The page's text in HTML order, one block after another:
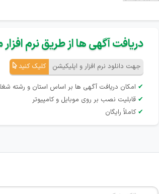
دریافت آگهی ها از طریق نرم
جهت دانلود نرم افزار و اپلیکیشن کلیک کنید
✔ امکان دریافت آگهی ها بر اساس استان و رشته
✔ قابلیت نصب بر روی موبایل و کامپیوتر
✔ کاملاً رایگان